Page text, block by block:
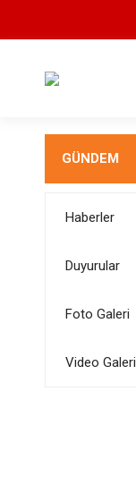
GÜNDEM
Haberler
Duyurular
Foto Galeri
Video Galeri